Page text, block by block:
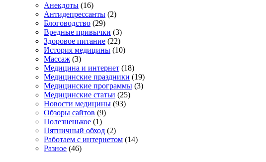
Анекдоты (16)
Антидепрессанты (2)
Блоговодство (29)
Вредные привычки (3)
Здоровое питание (22)
История медицины (10)
Массаж (3)
Медицина и интернет (18)
Медицинские праздники (19)
Медицинские программы (3)
Медицинские статьи (25)
Новости медицины (93)
Обзоры сайтов (9)
Полезненькое (1)
Пятничный обход (2)
Работаем с интернетом (14)
Разное (46)